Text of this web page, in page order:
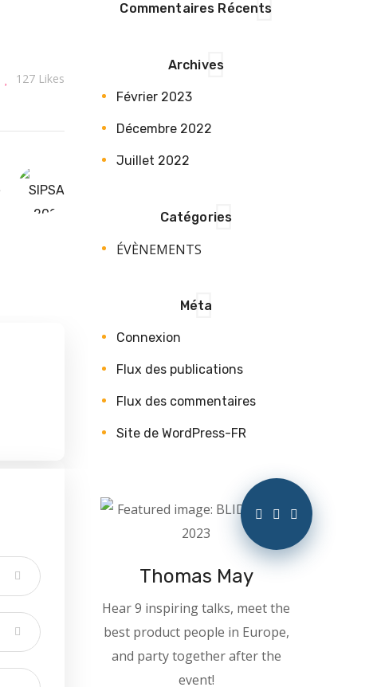
127 Likes
Commentaires Récents
Archives
Février 2023
Décembre 2022
Juillet 2022
Catégories
ÉVÈNEMENTS
Méta
Connexion
Flux des publications
Flux des commentaires
Site de WordPress-FR
Thomas May
Hear 9 inspiring talks, meet the
best product people in Europe,
and party together after the
event!